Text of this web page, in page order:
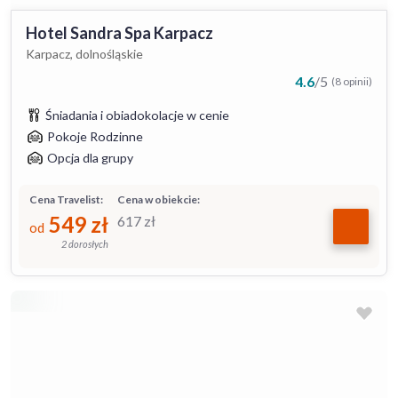
Hotel Sandra Spa Karpacz
Karpacz, dolnośląskie
4.6/5 (8 opinii)
Śniadania i obiadokolacje w cenie
Pokoje Rodzinne
Opcja dla grupy
Cena w obiekcie:
617 zł
Cena Travelist:
od 549 zł
2 dorosłych